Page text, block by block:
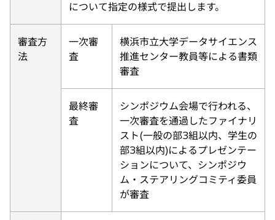
について指定の様式で提出します。
審査方
法
一次審
査
横浜市立大学データサイエンス
推進センター教員等による書類
審査
最終審
査
シンポジウム会場で行われる、
一次審査を通過したファイナリ
スト(一般の部3組以内、学生の
部3組以内)によるプレゼンテー
ションについて、シンポジウ
ム・ステアリングコミティ委員
が審査